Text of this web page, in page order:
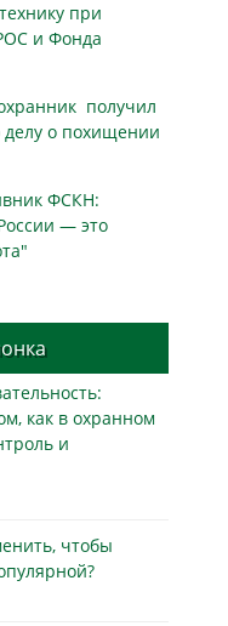
при
и Фонда
получил
делу о похищении
ФСКН:
— это
как в охранном
и
чтобы